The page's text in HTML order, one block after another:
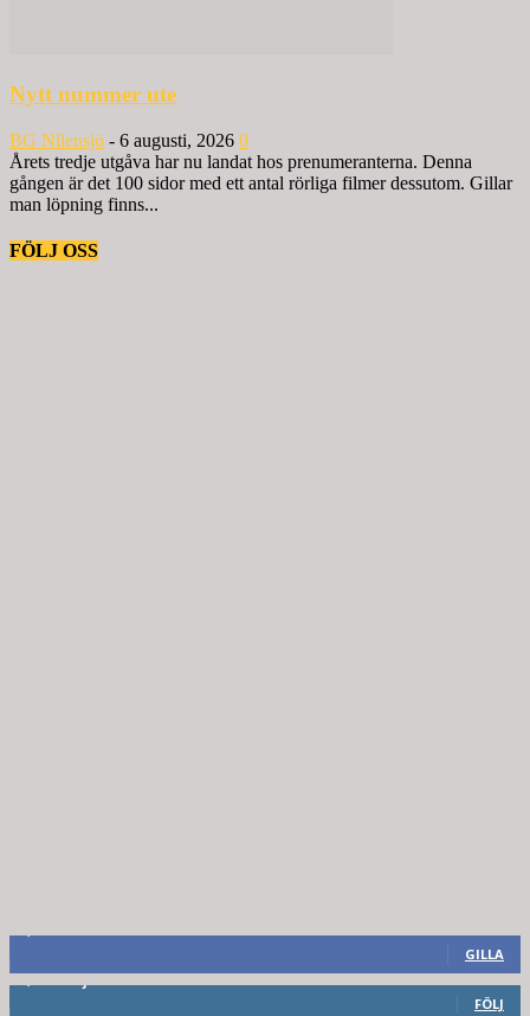
Nytt nummer ute
BG Nilensjö - 6 augusti, 2026 0
Årets tredje utgåva har nu landat hos prenumeranterna. Denna
gången är det 100 sidor med ett antal rörliga filmer dessutom. Gillar
man löpning finns...
FÖLJ OSS
GILLA
FÖLJ